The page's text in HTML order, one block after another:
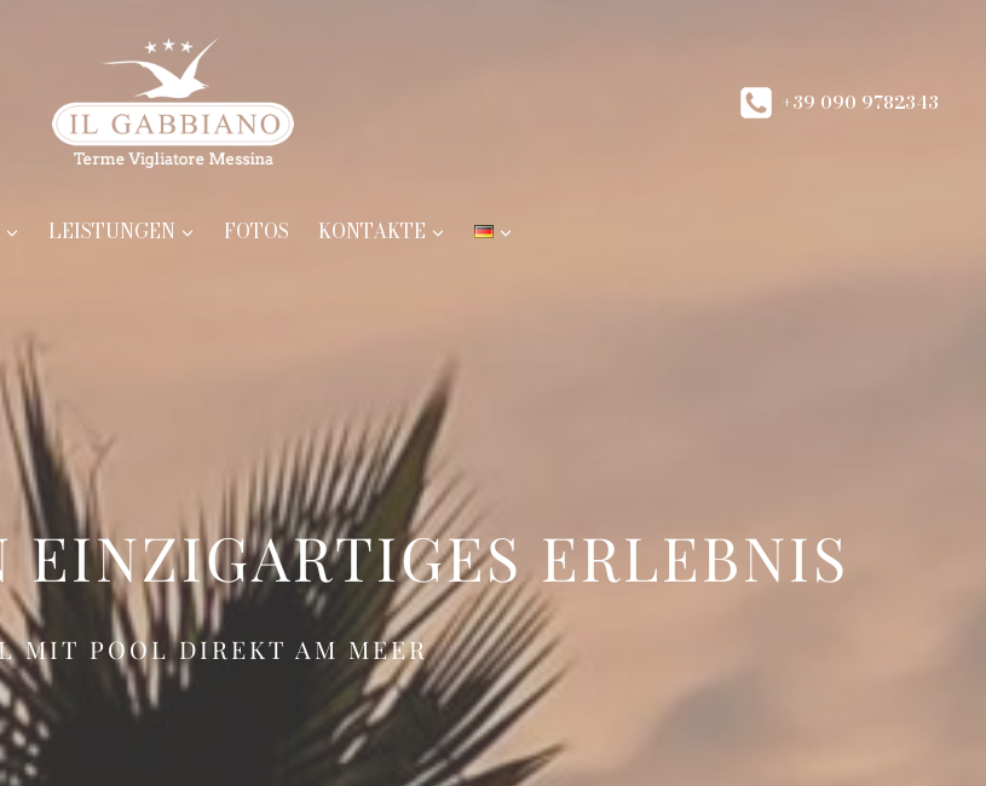
+39 090 9782343
LEISTUNGEN FOTOS KONTAKTE
ERLEBNIS
MIT POOL DIREKT AM MEER